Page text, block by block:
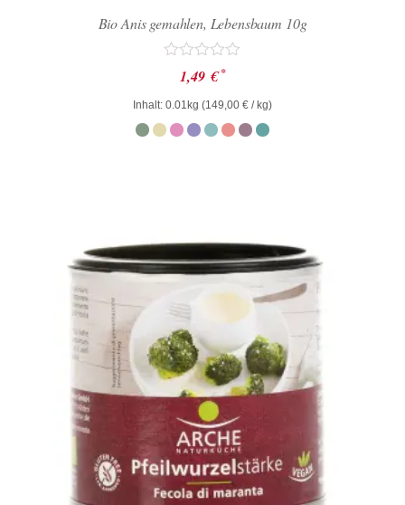
Bio Anis gemahlen, Lebensbaum 10g
Bewertet
mit
0
von
5
1,49 € *
Inhalt: 0.01kg (149,00 € / kg)